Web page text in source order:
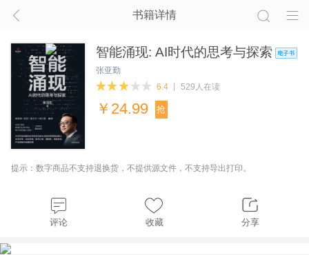
书籍详情
智能涌现: AI时代的思考与探索
张亚勤
6.4
529人在读
￥ 24.99 抢
提示：数字商品不支持退换货，不提供源文件，不支持导出打印。
评论 收藏 分享